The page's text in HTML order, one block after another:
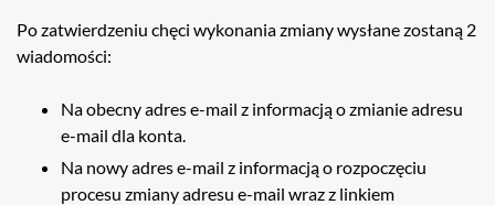
Po zatwierdzeniu chęci wykonania zmiany wysłane zostaną 2
wiadomości:
Na obecny adres e-mail z informacją o zmianie adresu
e-mail dla konta.
Na nowy adres e-mail z informacją o rozpoczęciu
procesu zmiany adresu e-mail wraz z linkiem